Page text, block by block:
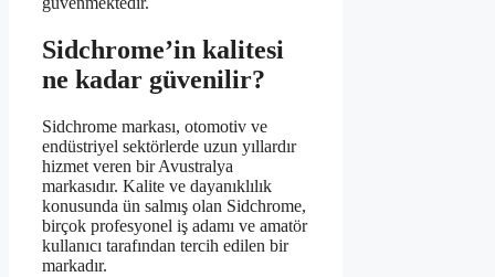
Sidchrome’in kalitesi
ne kadar güvenilir?
Sidchrome markası, otomotiv ve
endüstriyel sektörlerde uzun yıllardır
hizmet veren bir Avustralya
markasıdır. Kalite ve dayanıklılık
konusunda ün salmış olan Sidchrome,
birçok profesyonel iş adamı ve amatör
kullanıcı tarafından tercih edilen bir
markadır.